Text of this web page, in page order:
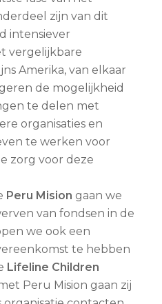
zijn van dit
intensiever
vergelijkbare
Amerika, van elkaar
de mogelijkheid
te delen met
organisaties en
te werken voor
zorg voor deze
Peru Mision gaan we
van fondsen in de
we ook een
te hebben
Lifeline Children
Peru Mision gaan zij